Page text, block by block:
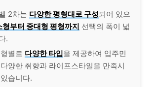
2차는 다양한 평형대로 구성되어 있으
형부터 중대형 평형까지 선택의 폭이 넓
.
별로 다양한 타입을 제공하여 입주민
양한 취향과 라이프스타일을 만족시
습니다.